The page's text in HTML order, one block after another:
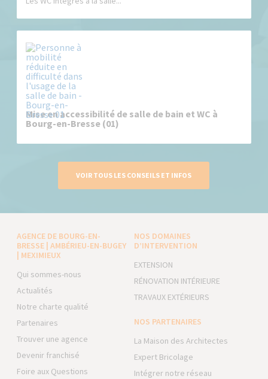
Mise en accessibilité de salle de bain et WC à
Bourg-en-Bresse (01)
VOIR TOUS LES CONSEILS ET INFOS
AGENCE DE BOURG-EN-
BRESSE | AMBÉRIEU-EN-BUGEY
| MEXIMIEUX
Qui sommes-nous
Actualités
Notre charte qualité
Partenaires
Trouver une agence
Devenir franchisé
Foire aux Questions
NOS DOMAINES
D’INTERVENTION
EXTENSION
RÉNOVATION INTÉRIEURE
TRAVAUX EXTÉRIEURS
NOS PARTENAIRES
La Maison des Architectes
Expert Bricolage
Intégrer notre réseau